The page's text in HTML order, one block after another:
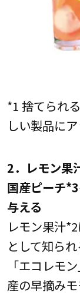
*1 捨てられ
しい製品に
2．レモン果
国産ピーチ
与える
レモン果汁
として知ら
「エコレモ
産の早摘み